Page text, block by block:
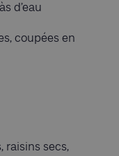
d’eau
coupées en
raisins secs,